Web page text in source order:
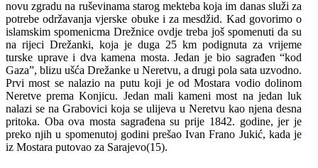
novu zgradu na ruševinama starog mekteba koja im danas služi za
potrebe održavanja vjerske obuke i za mesdžid. Kad govorimo o
islamskim spomenicma Drežnice ovdje treba još spomenuti da su
na rijeci Drežanki, koja je duga 25 km podignuta za vrijeme
turske uprave i dva kamena mosta. Jedan je bio sagrađen “kod
Gaza”, blizu ušća Drežanke u Neretvu, a drugi pola sata uzvodno.
Prvi most se nalazio na putu koji je od Mostara vodio dolinom
Neretve prema Konjicu. Jedan mali kameni most na jedan luk
nalazi se na Grabovici koja se ulijeva u Neretvu kao njena desna
pritoka. Oba ova mosta sagrađena su prije 1842. godine, jer je
preko njih u spomenutoj godini prešao Ivan Frano Jukić, kada je
iz Mostara putovao za Sarajevo(15).